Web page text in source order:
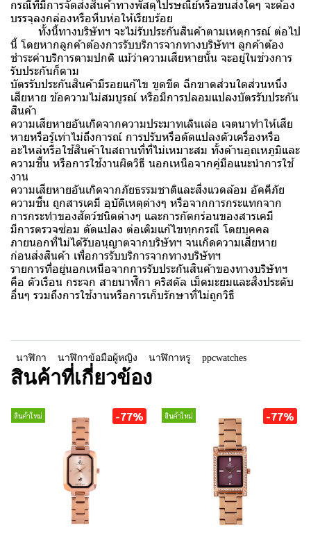
กรณีที่มีการจัดส่งสินค้าทางพัสดุไปรษณีย์หรือขนส่งใดๆ จะต้อง
บรรจุลงกล่องหรือหีบห่อให้เรียบร้อย
ทั้งนี้ทางบริษัทฯ จะไม่รับประกันสินค้าตามเหตุการณ์ ต่อไป
นี้ โดยหากลูกค้าต้องการรับบริการจากทางบริษัทฯ ลูกค้าต้อง
ชำระค่าบริการตามปกติ แม้ว่าความเสียหายนั้น จะอยู่ในช่วงการ
รับประกันก็ตาม
บัตรรับประกันสินค้ามีรอยแก้ไข ขูดขีด ฉีกขาดส่วนใดส่วนหนึ่ง
เสียหาย ข้อความไม่สมบูรณ์ หรือมีการปลอมแปลงบัตรรับประกัน
สินค้า
ความเสียหายอันเกิดจากความประมาทเลินเล่อ เจตนาทำให้เสีย
หายหรือรู้เท่าไม่ถึงการณ์ การปรับหรือดัดแปลงตัวเครื่องหรือ
อะไหล่หรือใช้สินค้าในสถานที่ที่ไม่เหมาะสม ทั้งด้านอุณหภูมิและ
ความชื้น หรือการใช้งานผิดวิธี นอกเหนือจากคู่มือแนะนำการใช้
งาน
ความเสียหายอันเกิดจากภัยธรรมชาติและสิ่งแวดล้อม อัคคีภัย
ความชื้น ถูกสารเคมี อุบัติเหตุต่างๆ หรือจากการกระแทกจาก
การกระทำของสัตว์ชนิดต่างๆ และการกัดกร่อนของสารเคมี
มีการตรวจซ่อม ดัดแปลง ต่อเติมแก้ไขทุกกรณี โดยบุคคล
ภายนอกที่ไม่ได้รับอนุญาตจากบริษัทฯ จนเกิดความเสียหาย
ก่อนส่งสินค้า เพื่อการรับบริการจากทางบริษัทฯ
รายการที่อยู่นอกเหนือจากการรับประกันสินค้าของทางบริษัทฯ
คือ ตัวเรือน กระจก สายนาฬิกา คริสตัล เม็ดมะยมและสิ่งประดับ
อื่นๆ รวมถึงการใช้งานหรือการเก็บรักษาที่ไม่ถูกวิธี
นาฬิกา นาฬิกาข้อมือผู้หญิง นาฬิกาหรู ppcwatches
สินค้าที่เกี่ยวข้อง
สินค้าใหม่ -77% สินค้าใหม่ -77%